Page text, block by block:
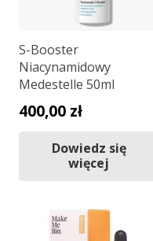
S-Booster
Niacynamidowy
Medestelle 50ml
400,00 zł
Dowiedz się
więcej